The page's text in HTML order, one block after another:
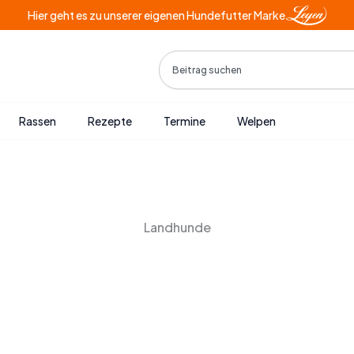
Hier geht es zu unserer eigenen Hundefutter Marke
Search
Rassen Rezepte Termine Welpen
Landhunde